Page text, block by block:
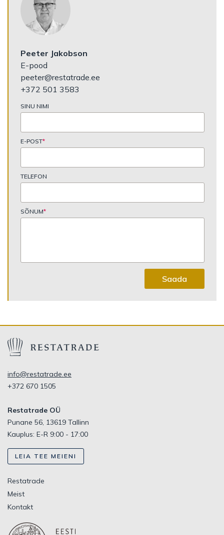
Peeter Jakobson
E-pood
peeter@restatrade.ee
+372 501 3583
SINU NIMI
E-POST*
TELEFON
SÕNUM*
Saada
info@restatrade.ee
+372 670 1505
Restatrade OÜ
Punane 56, 13619 Tallinn
Kauplus: E-R 9:00 - 17:00
LEIA TEE MEIENI
Restatrade
Meist
Kontakt